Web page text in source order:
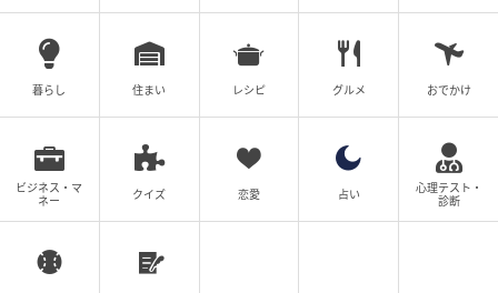
言えるでしょう。
■無地リブVネックカーディガン 1,639円(税込)→値下
げ990円(税込)
華奢見え効果絶大なカーディガン
暮らし 住まい レシピ グルメ おでかけ
ビジネス・マ
ネー
クイズ 恋愛 占い
心理テスト・
診断